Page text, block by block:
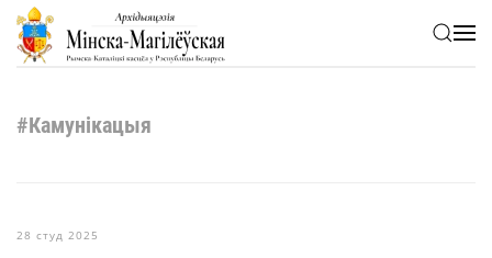
Skip to main content
#Камунікацыя
28 студ 2025